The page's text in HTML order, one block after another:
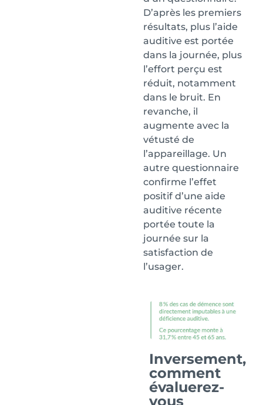
D’après les premiers
résultats, plus l’aide
auditive est portée
dans la journée, plus
l’effort perçu est
réduit, notamment
dans le bruit. En
revanche, il
augmente avec la
vétusté de
l’appareillage. Un
autre questionnaire
confirme l’effet
positif d’une aide
auditive récente
portée toute la
journée sur la
satisfaction de
l’usager.
Inversement,
comment
évaluerez-
vous